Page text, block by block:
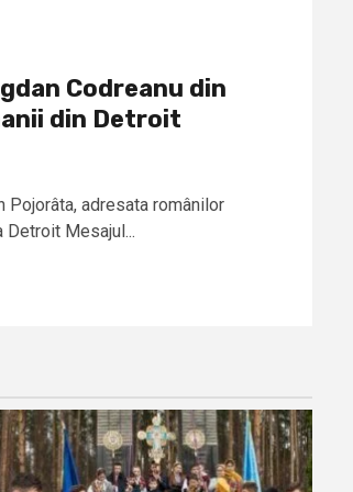
Codreanu din
din Detroit
Pojorâta, adresata românilor
Mesajul...